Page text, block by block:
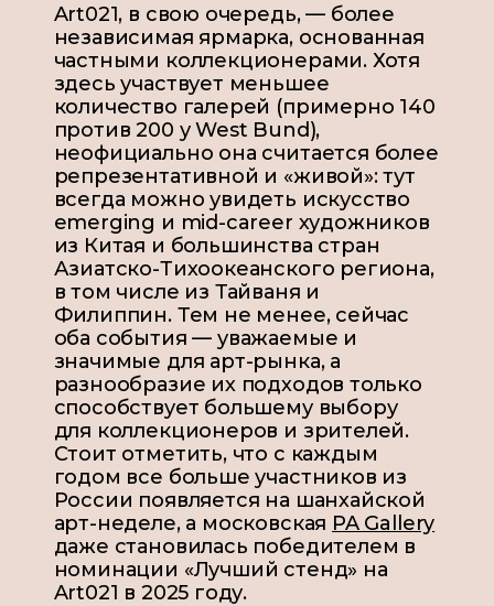
Art021, в свою очередь, — более
независимая ярмарка, основанная
частными коллекционерами. Хотя
здесь участвует меньшее
количество галерей (примерно 140
против 200 у West Bund),
неофициально она считается более
репрезентативной и «живой»: тут
всегда можно увидеть искусство
emerging и mid-career художников
из Китая и большинства стран
Азиатско-Тихоокеанского региона,
в том числе из Тайваня и
Филиппин. Тем не менее, сейчас
оба события — уважаемые и
значимые для арт-рынка, а
разнообразие их подходов только
способствует большему выбору
для коллекционеров и зрителей.
Стоит отметить, что с каждым
годом все больше участников из
России появляется на шанхайской
арт-неделе, а московская PA Gallery
даже становилась победителем в
номинации «Лучший стенд» на
Art021 в 2025 году.